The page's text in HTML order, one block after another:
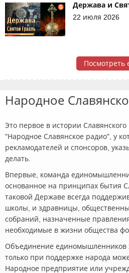
Держава и
22 июля 2026
Посмотреть
Народное
Это первое в истории
"Народное Славянское радио", у
рекламодателей и спонсоров,
делать.
Впервые, команда
основанное на принципах бытия
таковой Державе всегда
школы, и здравницы,
собраний, назначенные
необходимые в жизни общества
Объединение единомышленников
только при поддержке народа
Народное предприятие или